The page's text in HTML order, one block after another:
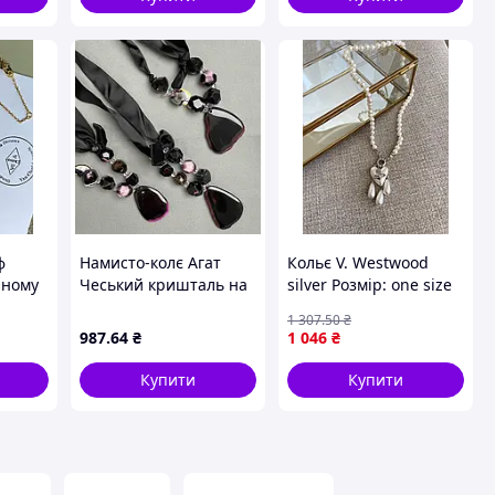
Намисто-колє Агат
Чеський кришталь на
987.64 ₴
Купити
Кольє V. Westwood
silver Розмір: one size
1 046 ₴
1 307.50₴
Купити